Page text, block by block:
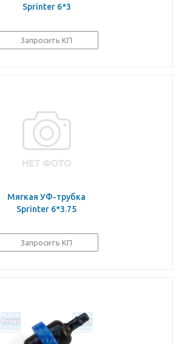
Sprinter 6*3
Запросить КП
Мягкая УФ-трубка
Sprinter 6*3.75
Запросить КП